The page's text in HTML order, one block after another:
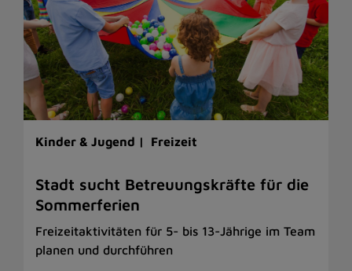
Kinder & Jugend | Freizeit
Stadt sucht Betreuungskräfte für die
Sommerferien
Freizeitaktivitäten für 5- bis 13-Jährige im Team
planen und durchführen